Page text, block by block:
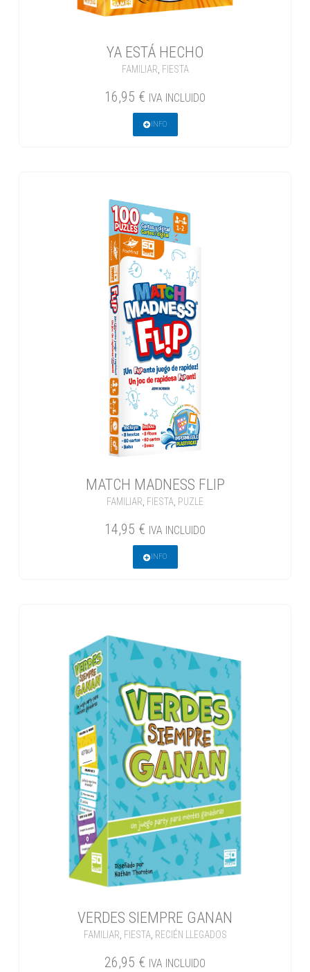
YA ESTÁ HECHO
FAMILIAR FIESTA
16,95 € IVA INCLUIDO
INFO
MATCH MADNESS FLIP
FAMILIAR, FIESTA, PUZLE
14,95 € IVA INCLUIDO
INFO
VERDES SIEMPRE GANAN
FAMILIAR FIESTA RECIÉN LLEGADOS
26,95 € IVA INCLUIDO